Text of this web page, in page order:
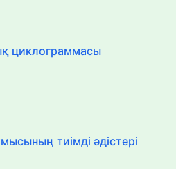
циклограммасы
тиімді әдістері